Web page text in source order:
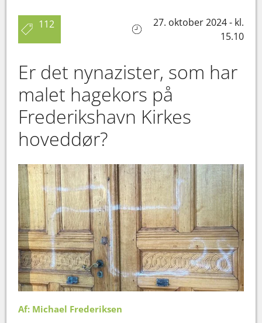
112
27. oktober 2024 - kl.
15.10
Er det nynazister, som har
malet hagekors på
Frederikshavn Kirkes
hoveddør?
Af: Michael Frederiksen